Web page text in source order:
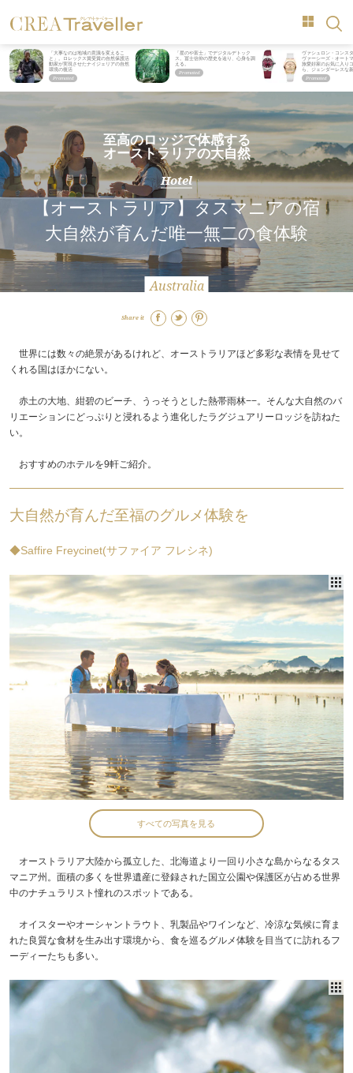
「大事なのは地域の意識を変えるこ
と」。ロレックス賞受賞の自然保護活
動家が実現させたナイジェリアの自然
環境の復活
「星のや富士」でデジタルデトック
ス。冨士信仰の歴史を辿り、心身を調
える。
ヴァシュロン・コンス
ヴァーシーズ・オート
旅愛好家のお気に入り
ら、ジェンダーレスな
至高のロッジで体感する
オーストラリアの大自然
Hotel
【オーストラリア】タスマニアの宿
大自然が育んだ唯一無二の食体験
Australia
Share it
世界には数々の絶景があるけれど、オーストラリアほど多彩な表情を見せて
くれる国はほかにない。
赤土の大地、紺碧のビーチ、うっそうとした熱帯雨林−−。そんな大自然のバ
リエーションにどっぷりと浸れるよう進化したラグジュアリーロッジを訪ねた
い。
おすすめのホテルを9軒ご紹介。
大自然が育んだ至福のグルメ体験を
◆Saffire Freycinet(サファイア フレシネ)
すべての写真を見る
オーストラリア大陸から孤立した、北海道より一回り小さな島からなるタス
マニア州。面積の多くを世界遺産に登録された国立公園や保護区が占める世界
中のナチュラリスト憧れのスポットである。
オイスターやオーシャントラウト、乳製品やワインなど、冷涼な気候に育ま
れた良質な食材を生み出す環境から、食を巡るグルメ体験を目当てに訪れるフ
ーディーたちも多い。